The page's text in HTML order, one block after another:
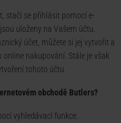
stačí se přihlásit pomocí e-
uloženy na Vašem účtu.
účet, můžete si jej vytvořit a
nakupování. Stále je však
tohoto účtu.
obchodě Butlers?
vyhledávací funkce.